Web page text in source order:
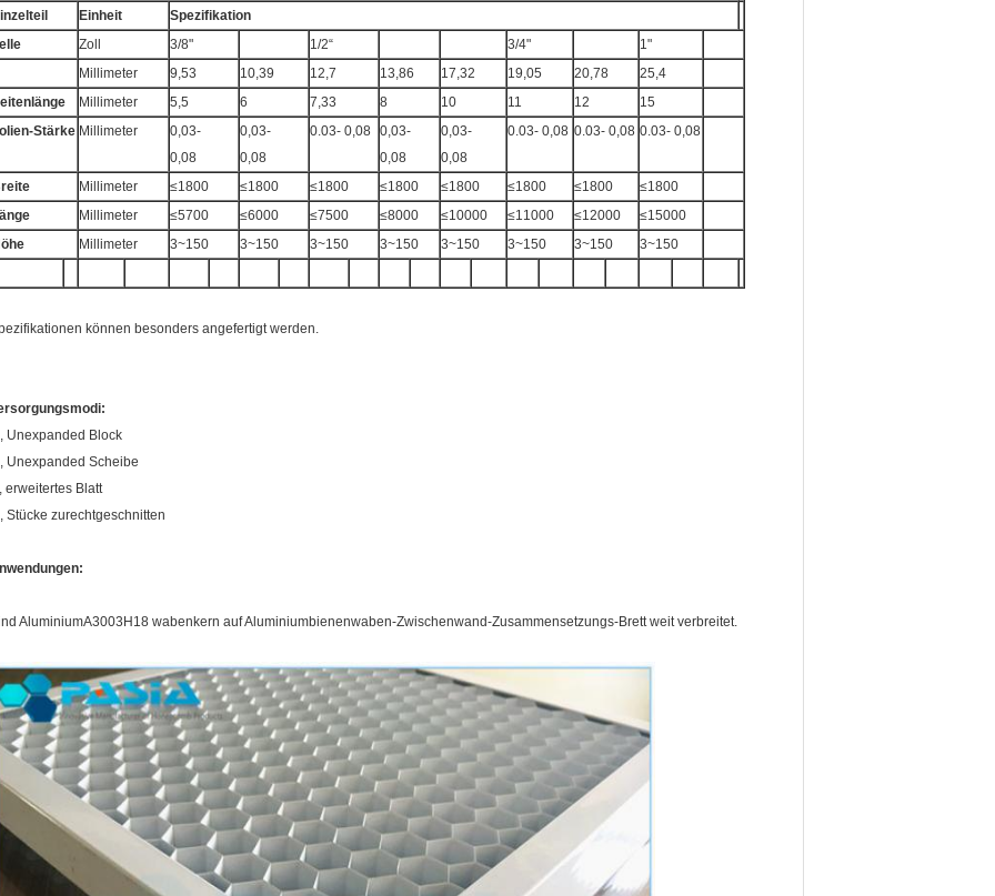
Einheit
Spezifikation
Zoll 3/8" 1/2“ 3/4"
1"
Millimeter
9,53 10,39 12,7 13,86 17,32 19,05 20,78
25,4
Millimeter 5,5 6 7,33 8 10 11 12
15
Stärke Millimeter
0,03-
0,08
0,03-
0,08
0.03- 0,08 0,03-
0,08
0,03-
0,08
0.03- 0,08 0.03- 0,08 0.03- 0,08
Millimeter ≤1800 ≤1800 ≤1800 ≤1800 ≤1800 ≤1800 ≤1800
≤1800
Millimeter ≤5700 ≤6000 ≤7500 ≤8000 ≤10000 ≤11000 ≤12000
≤15000
Millimeter 3~150 3~150 3~150 3~150 3~150 3~150 3~150 3~150
können besonders angefertigt werden.
Unexpanded Block
Unexpanded Scheibe
erweitertes Blatt
Stücke zurechtgeschnitten
AluminiumA3003H18 wabenkern auf Aluminiumbienenwaben-Zwischenwand-Zusammensetzungs-Brett weit verbreitet.